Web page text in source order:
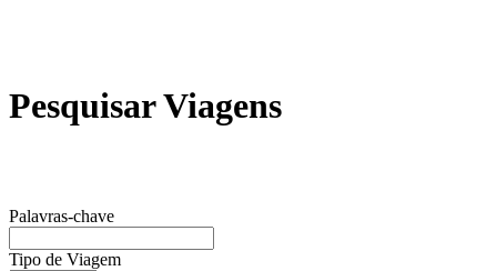
Pesquisar Viagens
Palavras-chave
Tipo de Viagem